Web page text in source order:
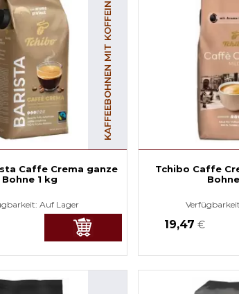
KAFFEEBOHNEN MIT KOFFEIN
Caffe Crema ganze
Bohne 1 kg
Auf Lager
Tchibo Caffe
19,47 €